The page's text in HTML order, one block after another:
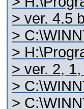
> ver. 4.5
>
>
> ver. 2,
>
>